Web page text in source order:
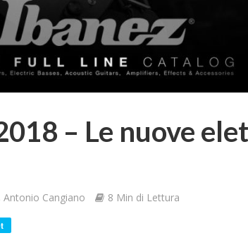
– Le nuove
Antonio Cangiano 8 Min di Lettura